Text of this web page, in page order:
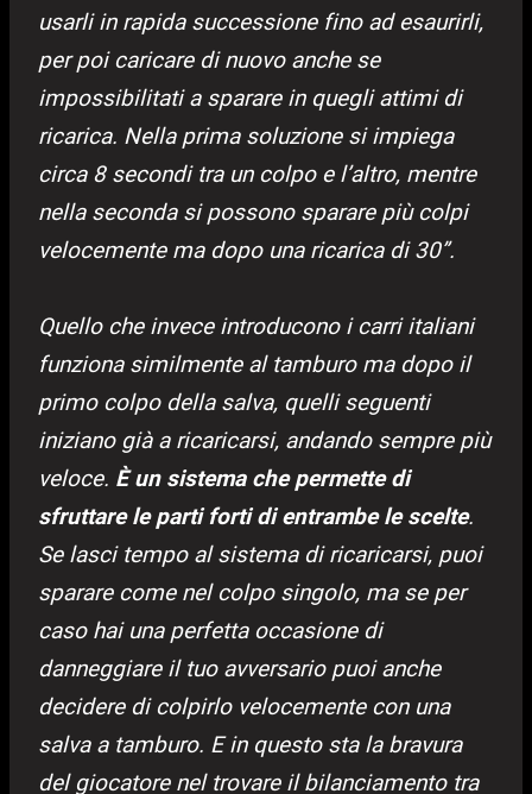
usarli in rapida successione fino ad esaurirli,
per poi caricare di nuovo anche se
impossibilitati a sparare in quegli attimi di
ricarica. Nella prima soluzione si impiega
circa 8 secondi tra un colpo e l’altro, mentre
nella seconda si possono sparare più colpi
velocemente ma dopo una ricarica di 30”.
Quello che invece introducono i carri italiani
funziona similmente al tamburo ma dopo il
primo colpo della salva, quelli seguenti
iniziano già a ricaricarsi, andando sempre più
veloce. È un sistema che permette di
sfruttare le parti forti di entrambe le scelte.
Se lasci tempo al sistema di ricaricarsi, puoi
sparare come nel colpo singolo, ma se per
caso hai una perfetta occasione di
danneggiare il tuo avversario puoi anche
decidere di colpirlo velocemente con una
salva a tamburo. E in questo sta la bravura
del giocatore nel trovare il bilanciamento tra